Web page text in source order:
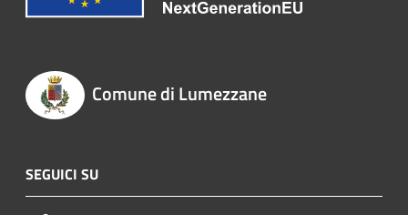
Comune di Lumezzane
SEGUICI SU